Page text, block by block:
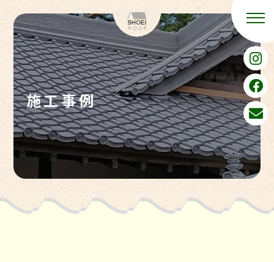
施工事例